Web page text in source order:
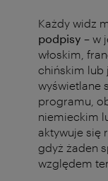
Każdy widz
podpisy – w
włoskim,
chińskim lub
wyświetlane
programu,
niemieckim
aktywuje się
gdyż żaden
względem